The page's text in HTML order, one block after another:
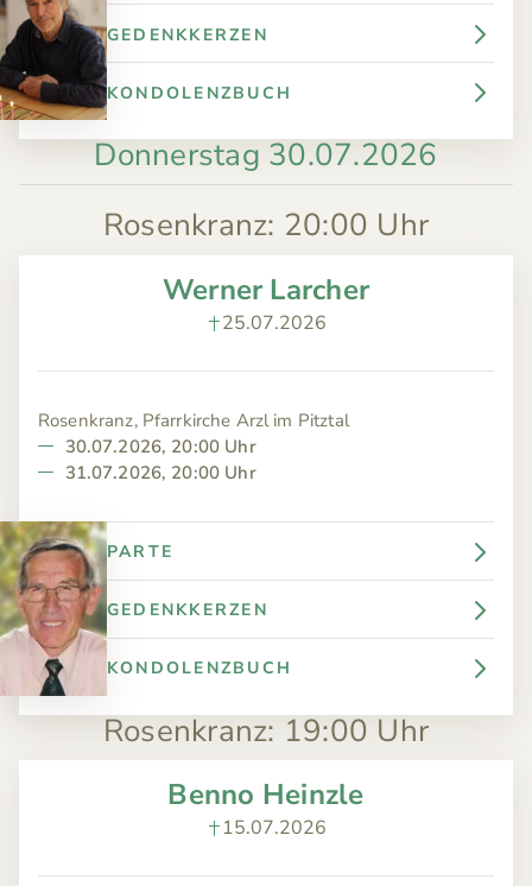
GEDENKKERZEN
KONDOLENZBUCH
Donnerstag 30.07.2026
Rosenkranz: 20:00 Uhr
PARTE
GEDENKKERZEN
KONDOLENZBUCH
Werner Larcher
25.07.2026
Rosenkranz, Pfarrkirche Arzl im Pitztal
30.07.2026, 20:00 Uhr
31.07.2026, 20:00 Uhr
Rosenkranz: 19:00 Uhr
Benno Heinzle
15.07.2026